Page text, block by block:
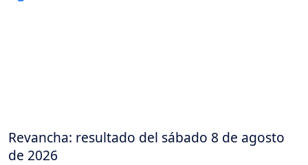
Revancha: resultado del sábado 8 de agosto
de 2026